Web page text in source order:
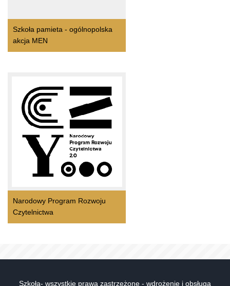
Szkoła pamieta - ogólnopolska
akcja MEN
Narodowy Program Rozwoju
Czytelnictwa
Szkoła- wszystkie prawa zastrzeżone - wdrożenie i obsługa